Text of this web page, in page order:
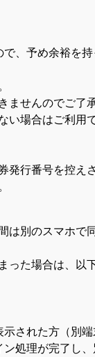
予め余裕を持
せんのでご了承
場合はご利用で
行番号を控えさ
別のスマホで
た場合は、以
された方（別
理が完了し、